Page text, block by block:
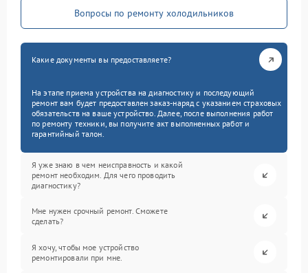
Вопросы по ремонту холодильников
Какие документы вы предоставляете?
На этапе приема устройства на диагностику и последующий
ремонт вам будет предоставлен заказ-наряд с указанием страховых
обязательств на ваше устройство. Далее, после выполнения работ
по ремонту техники, вы получите акт выполненных работ и
гарантийный талон.
Я уже знаю в чем неисправность и какой
ремонт необходим. Для чего проводить
диагностику?
Мне нужен срочный ремонт. Сможете
сделать?
Я хочу, чтобы мое устройство
ремонтировали при мне.